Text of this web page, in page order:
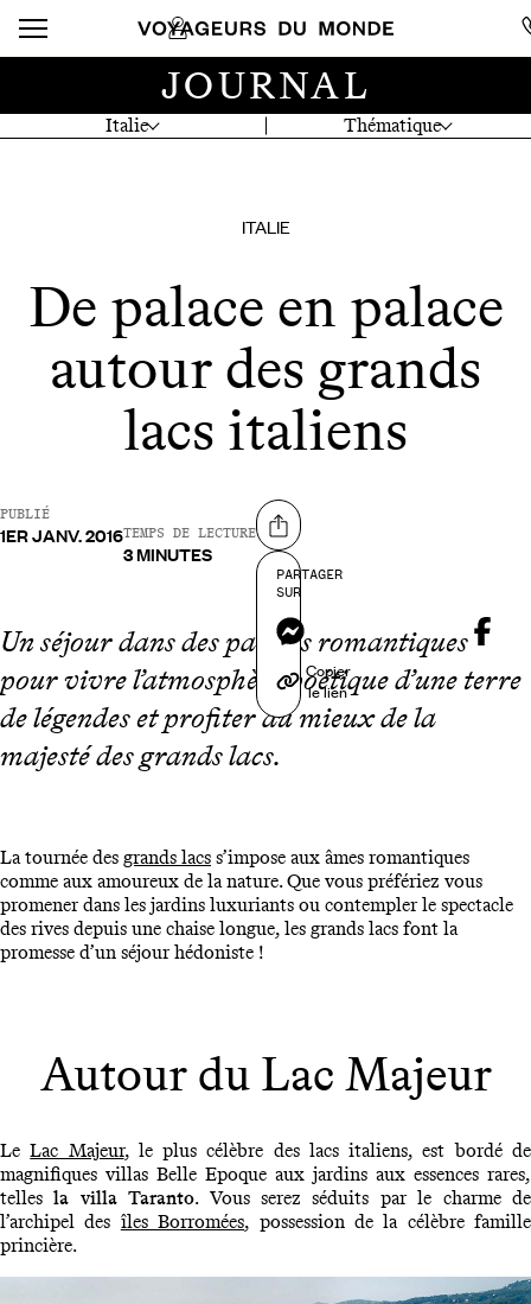
Italie Thématique
JOURNAL
ITALIE
De palace en palace
autour des grands
lacs italiens
PUBLIÉ
1ER JANV. 2016TEMPS DE LECTURE
3 MINUTES
Partager sur
PARTAGER
SUR
Messenger
Copier
le lien
Un séjour dans des palaces romantiques
pour vivre l’atmosphère poétique d’une terre
de légendes et profiter au mieux de la
majesté des grands lacs.
La tournée des grands lacs s’impose aux âmes romantiques
comme aux amoureux de la nature. Que vous préfériez vous
promener dans les jardins luxuriants ou contempler le spectacle
des rives depuis une chaise longue, les grands lacs font la
promesse d’un séjour hédoniste !
Autour du Lac Majeur
LeLac Majeur, le plus célèbre des lacs italiens, est bordé de
magnifiques villas Belle Epoque aux jardins aux essences rares,
tellesla villa Taranto. Vous serez séduits par le charme de
l’archipel des îles Borromées, possession de la célèbre famille
princière.